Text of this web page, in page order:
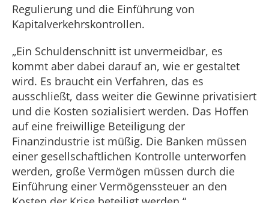
Regulierung und die Einführung von
Kapitalverkehrskontrollen.
„Ein Schuldenschnitt ist unvermeidbar, es
kommt aber dabei darauf an, wie er gestaltet
wird. Es braucht ein Verfahren, das es
ausschließt, dass weiter die Gewinne privatisiert
und die Kosten sozialisiert werden. Das Hoffen
auf eine freiwillige Beteiligung der
Finanzindustrie ist müßig. Die Banken müssen
einer gesellschaftlichen Kontrolle unterworfen
werden, große Vermögen müssen durch die
Einführung einer Vermögenssteuer an den